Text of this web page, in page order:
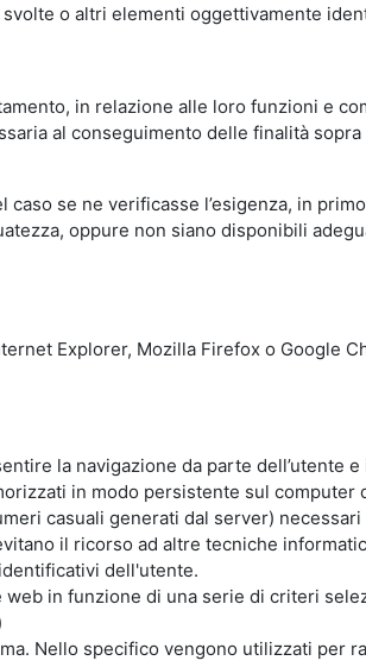
o altri elementi oggettivamente
in relazione alle loro funzioni e
al conseguimento delle finalità
se ne verificasse l’esigenza, in
oppure non siano disponibili
Explorer, Mozilla Firefox o Google
la navigazione da parte dell’utente
in modo persistente sul
casuali generati dal server)
il ricorso ad altre tecniche
dell'utente.
in funzione di una serie di criteri
Nello specifico vengono utilizzati per